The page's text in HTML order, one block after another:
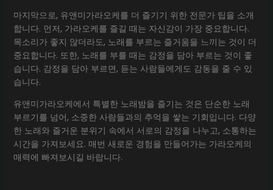
마지막으로, 유앤미가라오케를 더 즐기기 위한 전문가 팁을 소개
합니다. 먼저, 가라오케를 즐길 때는 자신감이 가장 중요합니다.
목소리가 좋지 않더라도, 노래를 부르는 즐거움을 느끼는 것이 더
중요합니다. 또한, 노래를 부를 때는 감정을 담아 부르는 것이 좋
습니다. 감정을 담아 부르면, 듣는 사람들에게도 감동을 줄 수 있
습니다.
유앤미가라오케에서 특별한 노래밤을 즐기는 것은 단순한 노래
부르기를 넘어, 소중한 사람들과의 추억을 쌓는 기회입니다. 다양
한 노래와 즐거운 분위기 속에서 서로의 감정을 나누고, 소통하는
시간을 가져보세요. 매번 새로운 경험을 만들어가는 가라오케의
매력에 빠져보시길 바랍니다.